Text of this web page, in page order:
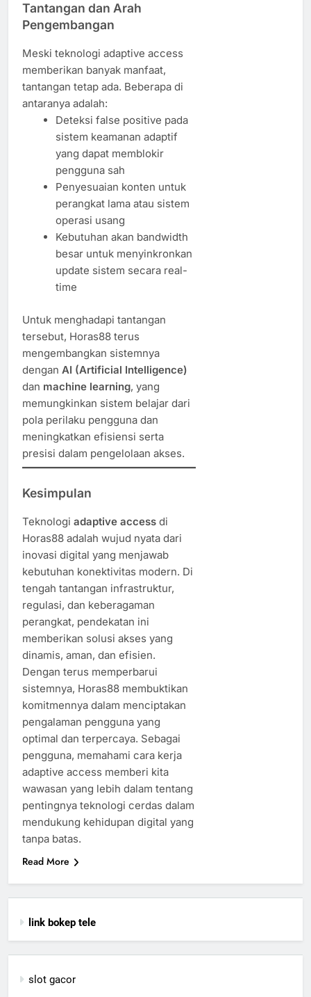
Tantangan dan Arah
Pengembangan
Meski teknologi adaptive access
memberikan banyak manfaat,
tantangan tetap ada. Beberapa di
antaranya adalah:
Deteksi false positive pada
sistem keamanan adaptif
yang dapat memblokir
pengguna sah
Penyesuaian konten untuk
perangkat lama atau sistem
operasi usang
Kebutuhan akan bandwidth
besar untuk menyinkronkan
update sistem secara real-
time
Untuk menghadapi tantangan
tersebut, Horas88 terus
mengembangkan sistemnya
dengan AI (Artificial Intelligence)
dan machine learning, yang
memungkinkan sistem belajar dari
pola perilaku pengguna dan
meningkatkan efisiensi serta
presisi dalam pengelolaan akses.
Kesimpulan
Teknologi adaptive access di
Horas88 adalah wujud nyata dari
inovasi digital yang menjawab
kebutuhan konektivitas modern. Di
tengah tantangan infrastruktur,
regulasi, dan keberagaman
perangkat, pendekatan ini
memberikan solusi akses yang
dinamis, aman, dan efisien.
Dengan terus memperbarui
sistemnya, Horas88 membuktikan
komitmennya dalam menciptakan
pengalaman pengguna yang
optimal dan terpercaya. Sebagai
pengguna, memahami cara kerja
adaptive access memberi kita
wawasan yang lebih dalam tentang
pentingnya teknologi cerdas dalam
mendukung kehidupan digital yang
tanpa batas.
Read More
link bokep tele
slot gacor